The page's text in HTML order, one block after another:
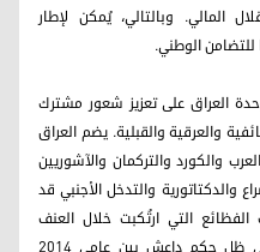
المالي. وبالتالي، يُمكن لإطار
الوطني.
العراق على تعزيز شعور مشترك
والعرقية والقبلية. يضم العراق
والكورد والتركمان والآشوريين
والدكتاتورية والتدخل الأجنبي قد
التي ارتُكبت خلال العنف